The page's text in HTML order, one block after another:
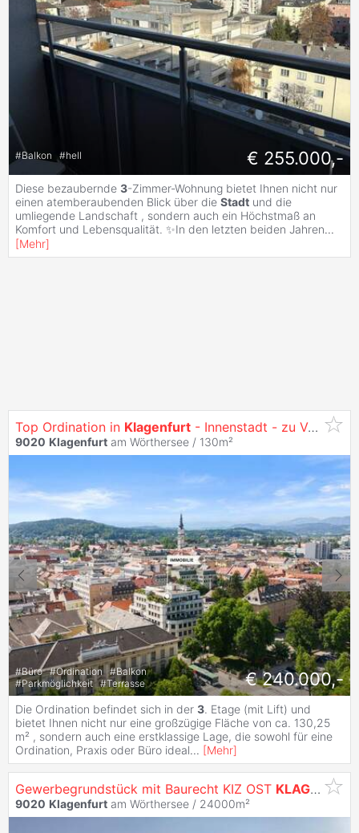
#Balkon #hell € 255.000,-
Diese bezaubernde 3-Zimmer-Wohnung bietet Ihnen nicht nur
einen atemberaubenden Blick über die Stadt und die
umliegende Landschaft , sondern auch ein Höchstmaß an
Komfort und Lebensqualität. ✨In den letzten beiden Jahren...
[Mehr]
Top Ordination in Klagenfurt - Innenstadt - zu Verkaufen!
9020 Klagenfurt am Wörthersee / 130m²
#Büro #Ordination #Balkon
#Parkmöglichkeit #Terrasse € 240.000,-
Die Ordination befindet sich in der 3. Etage (mit Lift) und
bietet Ihnen nicht nur eine großzügige Fläche von ca. 130,25
m² , sondern auch eine erstklassige Lage, die sowohl für eine
Ordination, Praxis oder Büro ideal... [Mehr]
Gewerbegrundstück mit Baurecht KIZ OST KLAGENFURT
9020 Klagenfurt am Wörthersee / 24000m²